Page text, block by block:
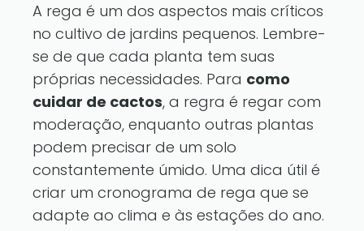
A rega é um dos aspectos mais críticos
no cultivo de jardins pequenos. Lembre-
se de que cada planta tem suas
próprias necessidades. Para como
cuidar de cactos, a regra é regar com
moderação, enquanto outras plantas
podem precisar de um solo
constantemente úmido. Uma dica útil é
criar um cronograma de rega que se
adapte ao clima e às estações do ano.